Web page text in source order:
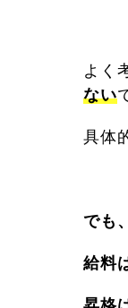
よく
ない
具体
でも
給料